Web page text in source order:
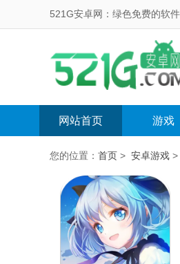
521G安卓网：绿色免费的软件
网站首页 游戏
您的位置： 首页 > 安卓游戏 >